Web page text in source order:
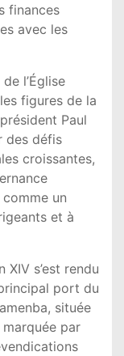
finances
avec les
l’Église
figures de la
Paul
des défis
croissantes,
un
et à
XIV s’est rendu
port du
, située
par